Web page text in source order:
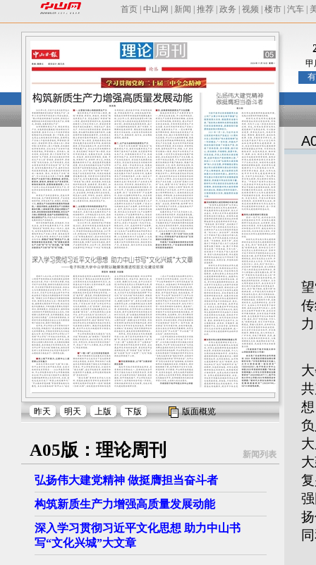
首页 中山网 新闻 推荐 政务 视频 楼市 汽车
昨天 明天 上版 下版 版面概览
A05版：理论周刊 新闻列表
弘扬伟大建党精神 做挺膺担当奋斗者
构筑新质生产力增强高质量发展动能
深入学习贯彻习近平文化思想 助力中山书
写“文化兴城”大文章
甲